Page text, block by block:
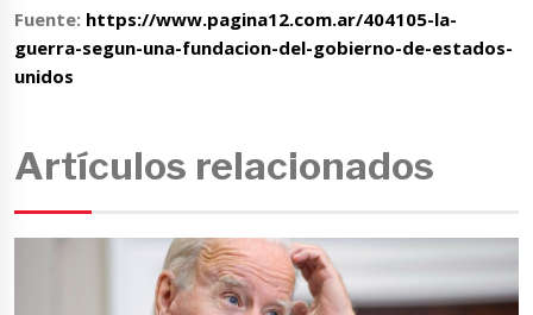
Fuente: https://www.pagina12.com.ar/404105-la-
guerra-segun-una-fundacion-del-gobierno-de-estados-
unidos
Artículos relacionados